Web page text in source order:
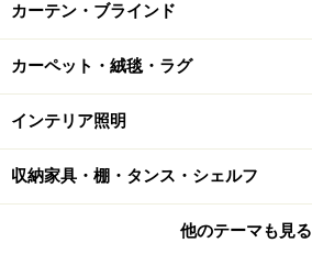
カーテン・ブラインド
カーペット・絨毯・ラグ
インテリア照明
収納家具・棚・タンス・シェルフ
他のテーマも見る